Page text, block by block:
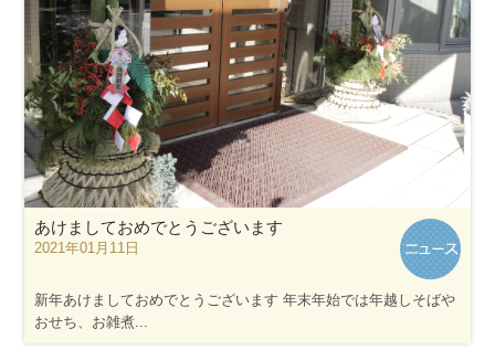
あけましておめでとうございます
2021年01月11日
新年あけましておめでとうございます 年末年始では年越しそばや
おせち、お雑煮...